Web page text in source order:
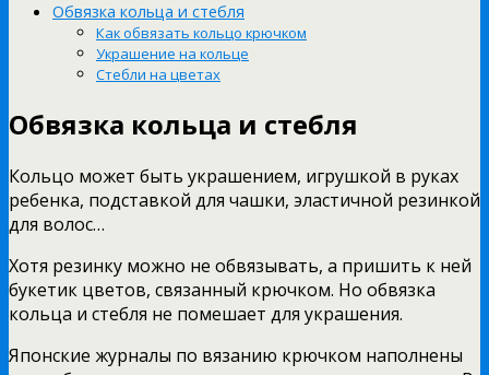
Обвязка кольца и стебля
Как обвязать кольцо крючком
Украшение на кольце
Стебли на цветах
Обвязка кольца и стебля
Кольцо может быть украшением, игрушкой в руках
ребенка, подставкой для чашки, эластичной резинкой
для волос…
Хотя резинку можно не обвязывать, а пришить к ней
букетик цветов, связанный крючком. Но обвязка
кольца и стебля не помешает для украшения.
Японские журналы по вязанию крючком наполнены